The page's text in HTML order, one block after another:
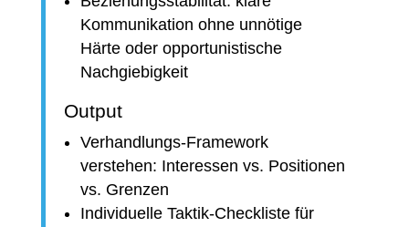
Kommunikation ohne unnötige
Härte oder opportunistische
Nachgiebigkeit
Output
Verhandlungs-Framework
verstehen: Interessen vs. Positionen
vs. Grenzen
Individuelle Taktik-Checkliste für